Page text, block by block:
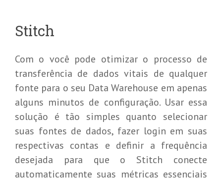
Stitch
Com o você pode otimizar o processo de
transferência de dados vitais de qualquer
fonte para o seu Data Warehouse em apenas
alguns minutos de configuração. Usar essa
solução é tão simples quanto selecionar
suas fontes de dados, fazer login em suas
respectivas contas e definir a frequência
desejada para que o Stitch conecte
automaticamente suas métricas essenciais